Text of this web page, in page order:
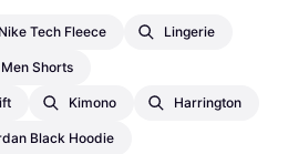
Nike Tech Fleece Lingerie
Shorts
Kimono Harrington
Black Hoodie